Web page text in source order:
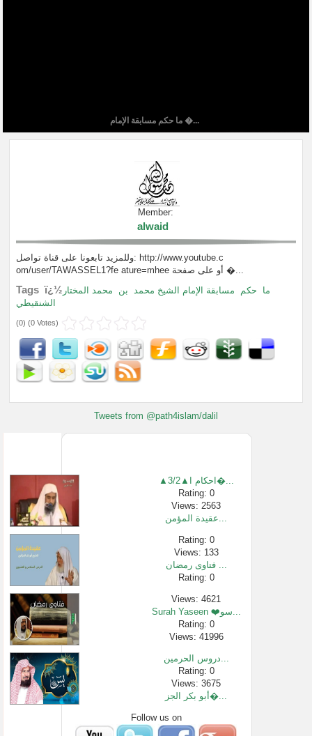
ما حكم مسابقة الإمام �...
Member:
alwaid
وللمزيد تابعونا على قناة تواصل: http://www.youtube.c
om/user/TAWASSEL1?fe ature=mhee أو على صفحة �...
Tags ï¿½ ما حكم مسابقة الإمام الشيخ محمد بن
محمد المختار
الشنقيطي
(0) (0 Votes)
Tweets from @path4islam/dalil
▲3/2▲احكام ا�...
Rating: 0
Views: 2563
عقيدة المؤمن...
Rating: 0
Views: 133
فتاوى رمضان ...
Rating: 0
Views: 4621
Surah Yaseen ❤️سو...
Rating: 0
Views: 41996
دروس الحرمين...
Rating: 0
Views: 3675
أبو بكر الجز�...
Rating: 0
Views: 11
Follow us on